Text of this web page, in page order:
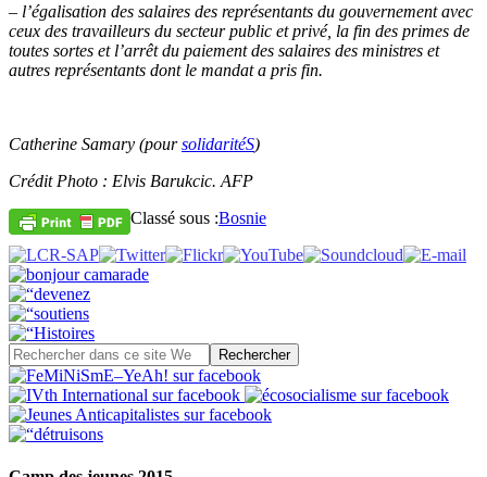
– l’égalisation des salaires des représentants du gouvernement avec
ceux des travailleurs du secteur public et privé, la fin des primes de
toutes sortes et l’arrêt du paiement des salaires des ministres et
autres représentants dont le mandat a pris fin.
Catherine Samary (poursolidaritéS)
Crédit Photo : Elvis Barukcic. AFP
Classé sous :Bosnie